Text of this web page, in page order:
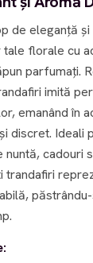
de eleganță
tale florale cu
parfumați.
imită
emanând în
discret. Ideali
nuntă, cadouri
trandafiri